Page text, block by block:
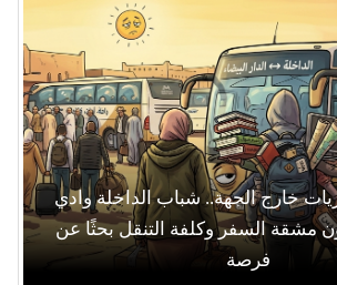
خارج الجهة.. شباب الداخلة وادي
مشقة السفر وكلفة التنقل بحثًا عن
فرصة